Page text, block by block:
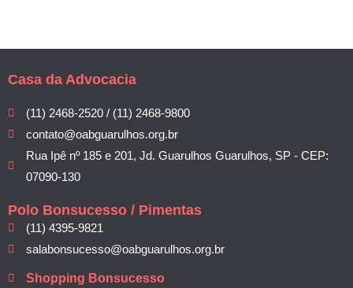
Casa da Advocacia
(11) 2468-2520 / (11) 2468-9800
contato@oabguarulhos.org.br
Rua Ipê nº 185 e 201, Jd. Guarulhos Guarulhos, SP - CEP:
07090-130
Polo Bonsucesso / Pimentas
(11) 4395-9821
salabonsucesso@oabguarulhos.org.br
Shopping Bonsucesso